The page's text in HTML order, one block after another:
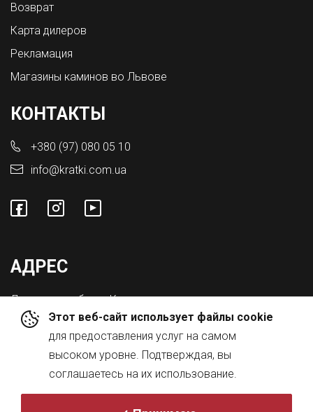
Этот веб-сайт использует файлы cookie
для предоставления услуг на самом
высоком уровне. Подтверждая, вы
соглашаетесь на их использование.
Возврат
Карта дилеров
Рекламация
Магазины каминов во Львове
КОНТАКТЫ
+380 (97) 080 05 10
info@kratki.com.ua
АДРЕС
Львовская обл., с. Конопниця,
ул. Городоцкая 8а